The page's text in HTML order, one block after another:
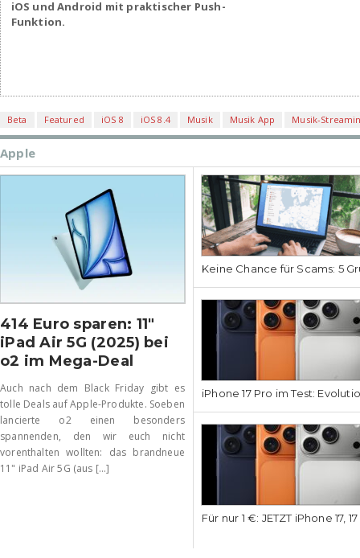
iOS und Android mit praktischer Push-
Funktion.
Beta Featured iOS 8 iOS 8.4 Musik Musik App Musik-
Apple
414 Euro sparen: 11″
iPad Air 5G (2025) bei
o2 im Mega-Deal
Auch nach dem Black Friday gibt es
tolle Deals auf Apple-Produkte. Soeben
lancierte o2 einen besonders
spannenden, den wir euch nicht
vorenthalten wollten: das brandneue
11" iPad Air 5G (aus [...]
Keine Chance für Scams: 5
iPhone 17 Pro im Test:
Für nur 1 €: JETZT iPhone 17,